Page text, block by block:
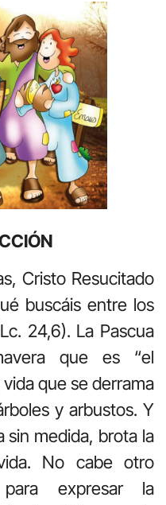
Cristo Resucitado
buscáis entre los
24,6). La Pascua
que es “el
que se derrama
y arbustos. Y
sin medida, brota la
No cabe otro
expresar la